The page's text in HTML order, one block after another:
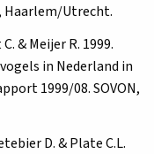
Haarlem/Utrecht.
& Meijer R. 1999.
in Nederland in
1999/08. SOVON,
D. & Plate C.L.